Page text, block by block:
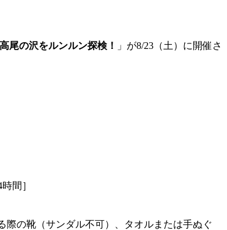
の沢をルンルン探検！
」が8/23（土）に開催さ
間］
際の靴（サンダル不可）、タオルまたは手ぬぐ